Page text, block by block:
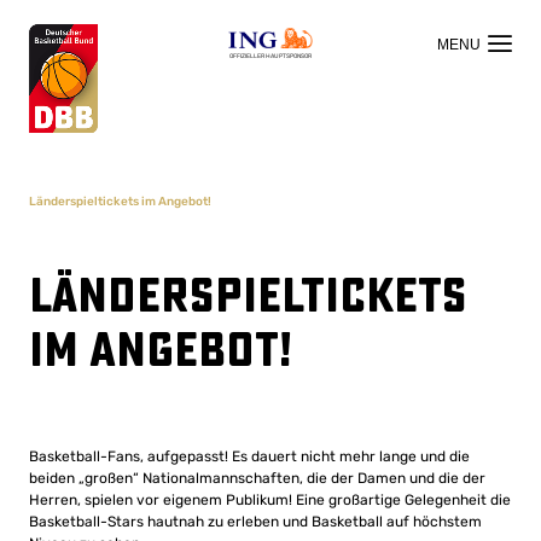
OFFIZIELLER HAUPTSPONSOR
Länderspieltickets im Angebot!
Länderspieltickets
im Angebot!
Basketball-Fans, aufgepasst! Es dauert nicht mehr lange und die
beiden „großen“ Nationalmannschaften, die der Damen und die der
Herren, spielen vor eigenem Publikum! Eine großartige Gelegenheit die
Basketball-Stars hautnah zu erleben und Basketball auf höchstem